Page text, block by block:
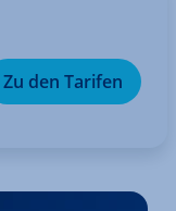
Zu den Tarifen